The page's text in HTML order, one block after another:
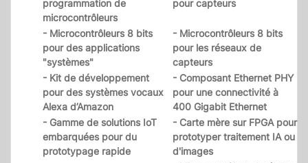
programmation de
microcontrôleurs
pour capteurs
- Microcontrôleurs 8 bits
pour des applications
"systèmes"
- Microcontrôleurs 8 bits
pour les réseaux de
capteurs
- Kit de développement
pour des systèmes vocaux
Alexa d’Amazon
- Composant Ethernet PHY
pour une connectivité à
400 Gigabit Ethernet
- Gamme de solutions IoT
embarquées pour du
prototypage rapide
- Carte mère sur FPGA pour
prototyper traitement IA ou
d'images